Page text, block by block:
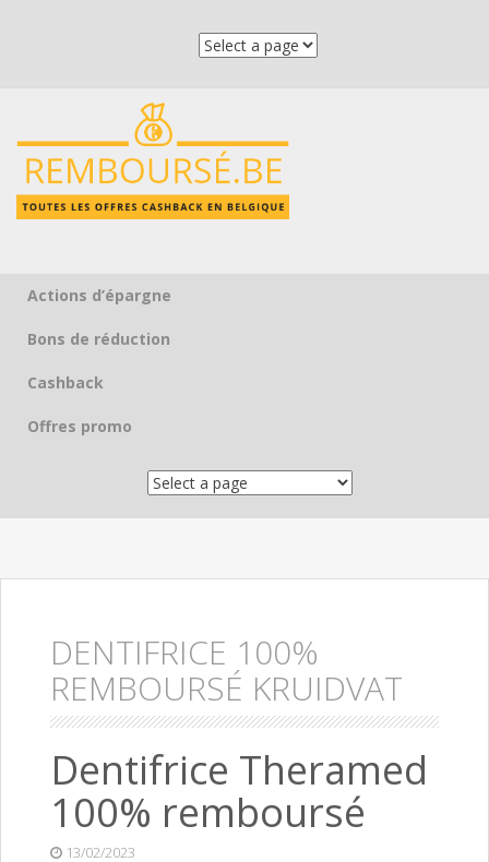
Skip to content
Actions d’épargne
Bons de réduction
Cashback
Offres promo
DENTIFRICE 100%
REMBOURSÉ KRUIDVAT
Dentifrice Theramed
100% remboursé
13/02/2023